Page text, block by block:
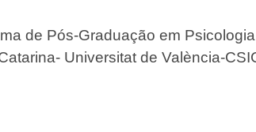
de Pós-Graduação em
Universitat de València-